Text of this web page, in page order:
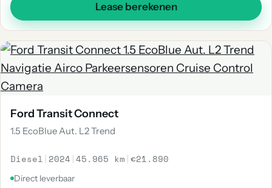
Lease berekenen
Ford Transit Connect
1.5 EcoBlue Aut. L2 Trend
Diesel | 2024 |45.965 km |€21.890
Direct leverbaar